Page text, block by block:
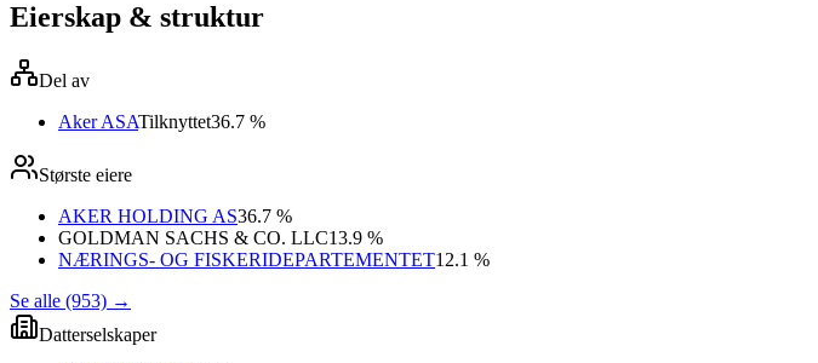
Eierskap & struktur
Del av
Aker ASATilknyttet36.7 %
Største eiere
AKER HOLDING AS36.7 %
GOLDMAN SACHS & CO. LLC13.9 %
NÆRINGS- OG FISKERIDEPARTEMENTET12.1 %
Se alle (953) →
Datterselskaper